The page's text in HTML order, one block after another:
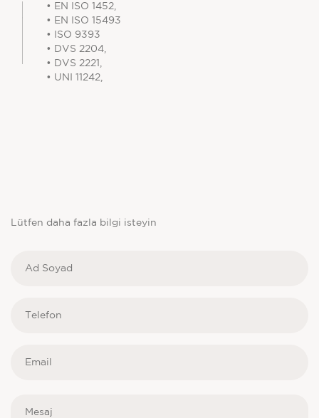
• EN ISO 1452,
• EN ISO 15493
• ISO 9393
• DVS 2204,
• DVS 2221,
• UNI 11242,
Lütfen daha fazla bilgi isteyin